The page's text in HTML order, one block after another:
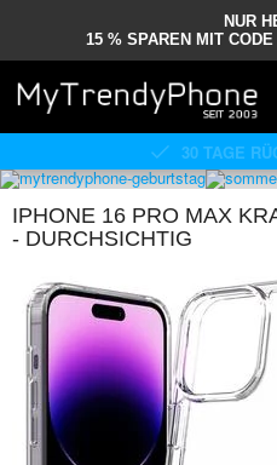
NUR
15 % SPAREN MIT CODE
30 TAGE
IPHONE 16 PRO MAX
- DURCHSICHTIG